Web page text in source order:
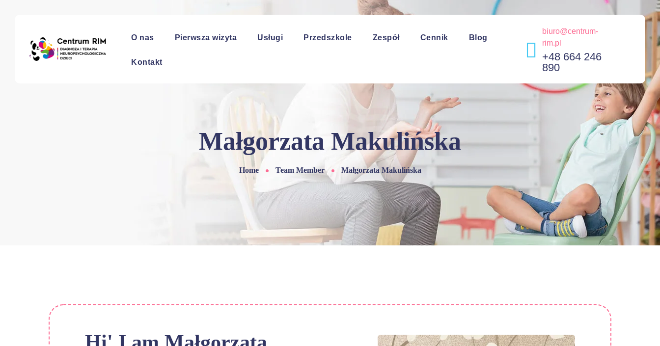
O nas Pierwsza wizyta Usługi Przedszkole Zespół Cennik Blog
Kontakt
biuro@centrum-
rim.pl
+48 664 246
890
Małgorzata Makulińska
Home Team Member Małgorzata Makulińska